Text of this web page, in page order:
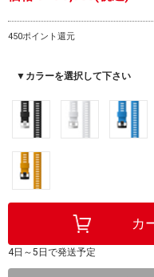
450ポイント還元
▼カラーを選択して下さい
4日～5日で発送予定